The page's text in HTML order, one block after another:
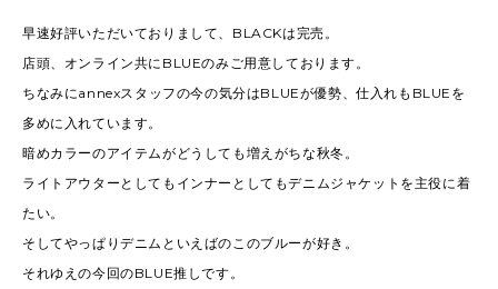
早速好評いただいておりまして、BLACKは完売。
店頭、オンライン共にBLUEのみご用意しております。
ちなみにannexスタッフの今の気分はBLUEが優勢、仕入れもBLUEを
多めに入れています。
暗めカラーのアイテムがどうしても増えがちな秋冬。
ライトアウターとしてもインナーとしてもデニムジャケットを主役に着
たい。
そしてやっぱりデニムといえばのこのブルーが好き。
それゆえの今回のBLUE推しです。